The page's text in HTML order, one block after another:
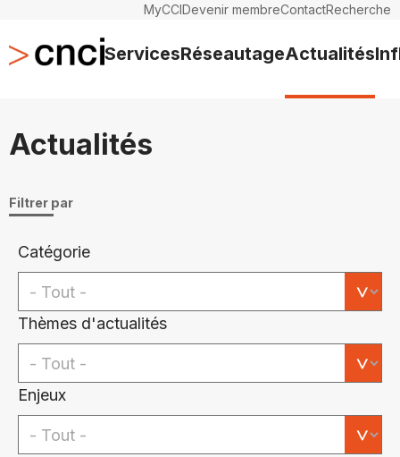
MyCCIDevenir membreContactRecherche
ServicesRéseautageActualités
Actualités
Filtrer par
Catégorie
Thèmes d'actualités
Enjeux